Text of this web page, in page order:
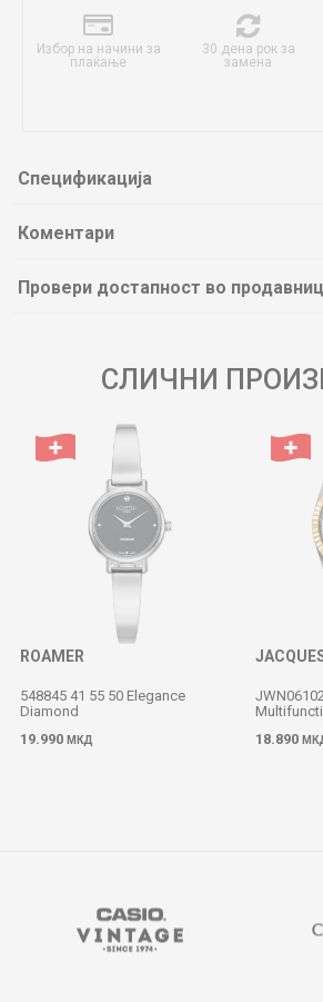
Избор на начини за
плаќање
30 дена рок за
замена
Спецификација
Коментари
Провери достапност во
СЛИЧНИ
ROAMER
548845 41 55 50 Elegance
Diamond
19.990 МКД
18.890